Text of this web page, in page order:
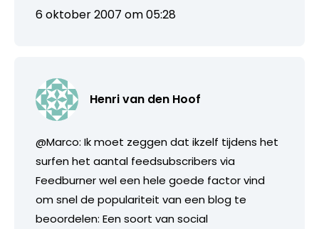
6 oktober 2007 om 05:28
Henri van den Hoof
@Marco: Ik moet zeggen dat ikzelf tijdens het
surfen het aantal feedsubscribers via
Feedburner wel een hele goede factor vind
om snel de populariteit van een blog te
beoordelen: Een soort van social